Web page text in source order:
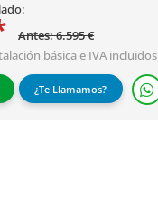
Antes: 6.595 €
básicae IVA incluidos
¿Te Llamamos?